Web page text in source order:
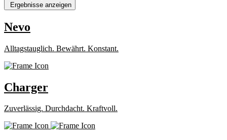
Ergebnisse anzeigen
Nevo
Alltagstauglich. Bewährt. Konstant.
Charger
Zuverlässig. Durchdacht. Kraftvoll.